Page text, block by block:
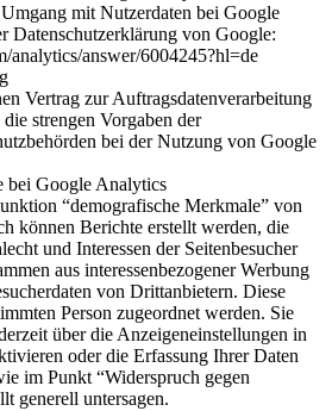
mit Nutzerdaten bei Google
Datenschutzerklärung von Google:
analytics/answer/6004245?hl=de
Vertrag zur Auftragsdatenverarbeitung
strengen Vorgaben der
bei der Nutzung von Google
bei Google Analytics
“demografische Merkmale” von
können Berichte erstellt werden, die
und Interessen der Seitenbesucher
aus interessenbezogener Werbung
von Drittanbietern. Diese
Person zugeordnet werden. Sie
über die Anzeigeneinstellungen in
oder die Erfassung Ihrer Daten
im Punkt “Widerspruch gegen
generell untersagen.